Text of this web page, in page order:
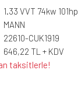
1.33 VVT 74kw 101hp
MANN
22610-CUK1919
646,22 TL + KDV
taksitlerle!